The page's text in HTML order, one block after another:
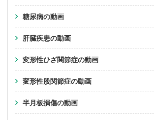
糖尿病の動画
肝臓疾患の動画
変形性ひざ関節症の動画
変形性股関節症の動画
半月板損傷の動画